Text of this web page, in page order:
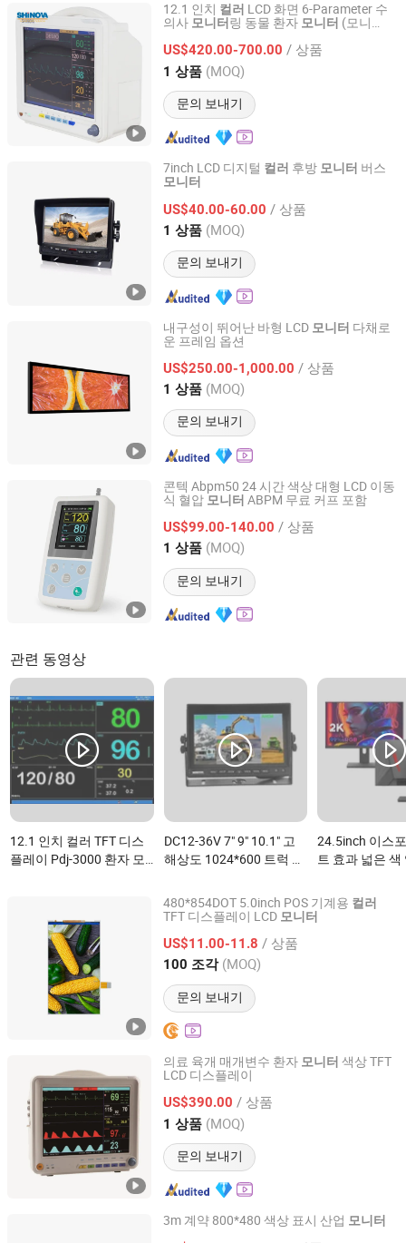
12.1 인치 컬러 LCD 화면 6-Parameter 수
의사 모니터 링 동물 환자 모니터 (모니
US$420.00-700.00 / 상품
1 상품 (MOQ)
문의 보내기
Shinova Medical Co., Ltd.
Shanghai, China 이후 2007
7inch LCD 디지털 컬러 후방 모니터 버스
모니터
US$40.00-60.00 / 상품
1 상품 (MOQ)
문의 보내기
Mingshang Technology Co., Ltd.
Guangdong, China 이후 2017
내구성이 뛰어난 바형 LCD 모니터 다채로
운 프레임 옵션
US$250.00-1,000.00 / 상품
1 상품 (MOQ)
문의 보내기
SHENZHEN WEIGUAN SMART DISPLAY TECHNOLOGY
CO.,LTD.
Guangdong, China 이후 2026
콘텍 Abpm50 24 시간 색상 대형 LCD 이동
식 혈압 모니터 ABPM 무료 커프 포함
US$99.00-140.00 / 상품
1 상품 (MOQ)
문의 보내기
Contec Medical Systems Co., Ltd.
Hebei, China 이후 2008
관련 동영상
12.1 인치 컬러 TFT 디스
플레이 Pdj-3000 환자 모
DC12-36V 7" 9" 10.1" 고
해상도 1024*600 트럭 버
드 컬러 모니터이(가) 무
엇인가요?
24.5inch 이스
트 효과 넓은 색
링 게임 컴퓨터
(가) 무엇인가
480*854DOT 5.0inch POS 기계용 컬러
TFT 디스플레이 LCD 모니터
US$11.00-11.8 / 상품
100 조각 (MOQ)
문의 보내기
Dongguan Chuangzhi Huijia Technology Co., Ltd
Guangdong, China 이후 2024
의료 육개 매개변수 환자 모니터 색상 TFT
LCD 디스플레이
US$390.00 / 상품
1 상품 (MOQ)
문의 보내기
Wincom Company Ltd.
Hunan, China 이후 2013
3m 계약 800*480 색상 표시 산업 모니터